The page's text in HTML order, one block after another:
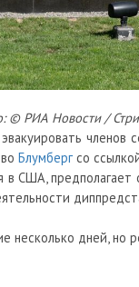
© РИА Новости /
членов
Блумберг со
в США,
дней, но